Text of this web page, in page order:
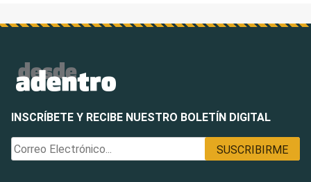
INSCRÍBETE Y RECIBE NUESTRO BOLETÍN DIGITAL